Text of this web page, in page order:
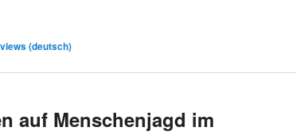
(deutsch)
auf Menschenjagd im